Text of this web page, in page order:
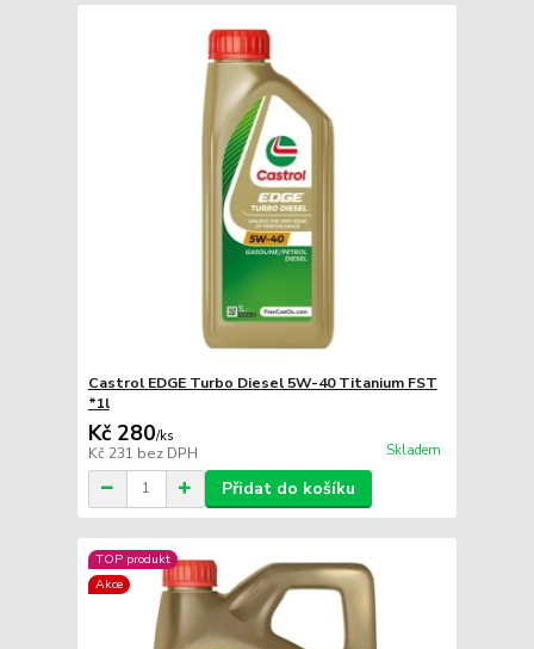
Castrol EDGE Turbo Diesel 5W-40 Titanium FST
*1l
Kč 280/ks
Kč 231 bez DPH Skladem
Přidat do košíku
TOP produkt
Akce